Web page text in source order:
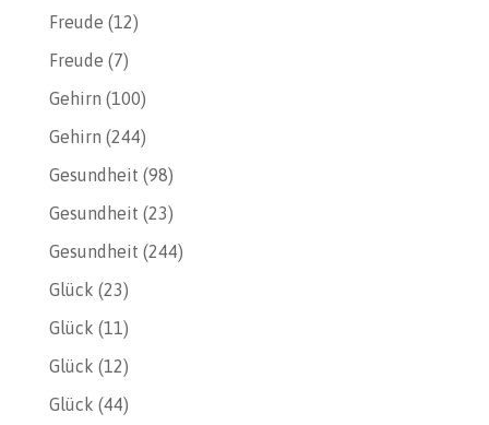
Freude (12)
Freude (7)
Gehirn (100)
Gehirn (244)
Gesundheit (98)
Gesundheit (23)
Gesundheit (244)
Glück (23)
Glück (11)
Glück (12)
Glück (44)